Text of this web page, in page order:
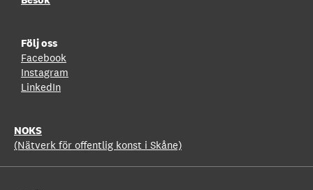
Följ oss
Facebook
Instagram
LinkedIn
NOKS
(Nätverk för offentlig konst i Skåne)